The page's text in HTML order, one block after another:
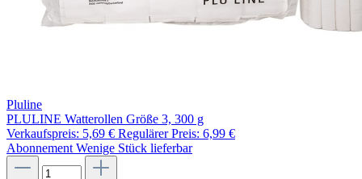
Pluline
PLULINE Watterollen Größe 3, 300 g
Verkaufspreis: 5,69 € Regulärer Preis: 6,99 €
Abonnement Wenige Stück lieferbar